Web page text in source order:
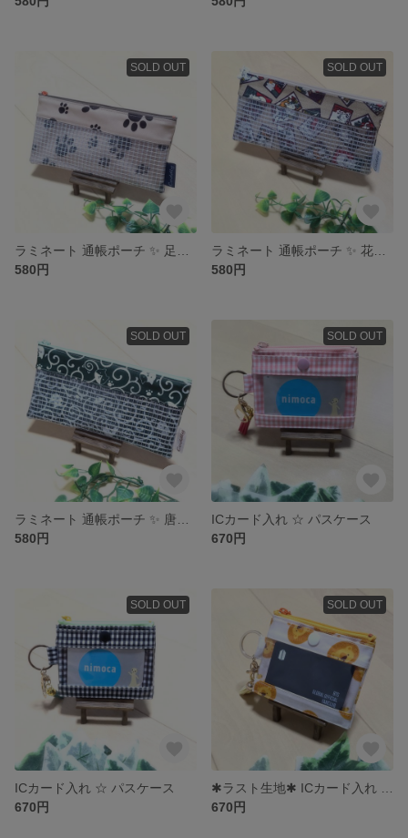
SOLD OUT
580円
SOLD OUT
580円
SOLD OUT
580円
SOLD OUT
ICカード入れ ☆ パスケース
670円
SOLD OUT
ICカード入れ ☆ パスケース
670円
SOLD OUT
670円